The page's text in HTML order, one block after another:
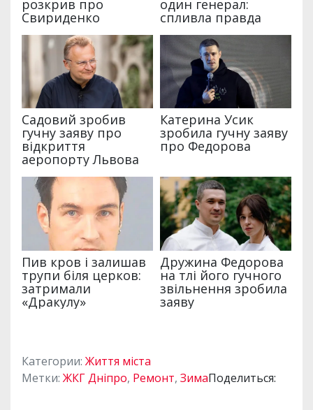
Категории: Життя міста
Метки: ЖКГ Дніпро, Ремонт, ЗимаПоделиться: